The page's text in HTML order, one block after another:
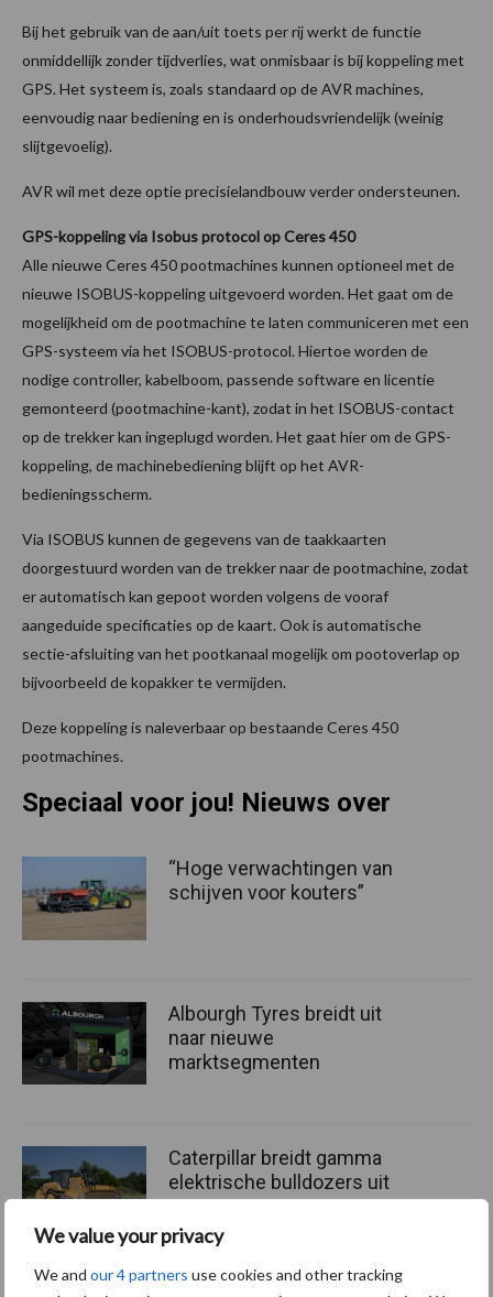
We value your privacy
We and our 4 partners use cookies and other tracking
Bij het gebruik van de aan/uit toets per rij werkt de functie
onmiddellijk zonder tijdverlies, wat onmisbaar is bij koppeling met
GPS. Het systeem is, zoals standaard op de AVR machines,
eenvoudig naar bediening en is onderhoudsvriendelijk (weinig
slijtgevoelig).
AVR wil met deze optie precisielandbouw verder ondersteunen.
GPS-koppeling via Isobus protocol op Ceres 450
Alle nieuwe Ceres 450 pootmachines kunnen optioneel met de
nieuwe ISOBUS-koppeling uitgevoerd worden. Het gaat om de
mogelijkheid om de pootmachine te laten communiceren met een
GPS-systeem via het ISOBUS-protocol. Hiertoe worden de
nodige controller, kabelboom, passende software en licentie
gemonteerd (pootmachine-kant), zodat in het ISOBUS-contact
op de trekker kan ingeplugd worden. Het gaat hier om de GPS-
koppeling, de machinebediening blijft op het AVR-
bedieningsscherm.
Via ISOBUS kunnen de gegevens van de taakkaarten
doorgestuurd worden van de trekker naar de pootmachine, zodat
er automatisch kan gepoot worden volgens de vooraf
aangeduide specificaties op de kaart. Ook is automatische
sectie-afsluiting van het pootkanaal mogelijk om pootoverlap op
bijvoorbeeld de kopakker te vermijden.
Deze koppeling is naleverbaar op bestaande Ceres 450
pootmachines.
Speciaal voor jou! Nieuws over
“Hoge verwachtingen van
schijven voor kouters”
Albourgh Tyres breidt uit
naar nieuwe
marktsegmenten
Caterpillar breidt gamma
elektrische bulldozers uit